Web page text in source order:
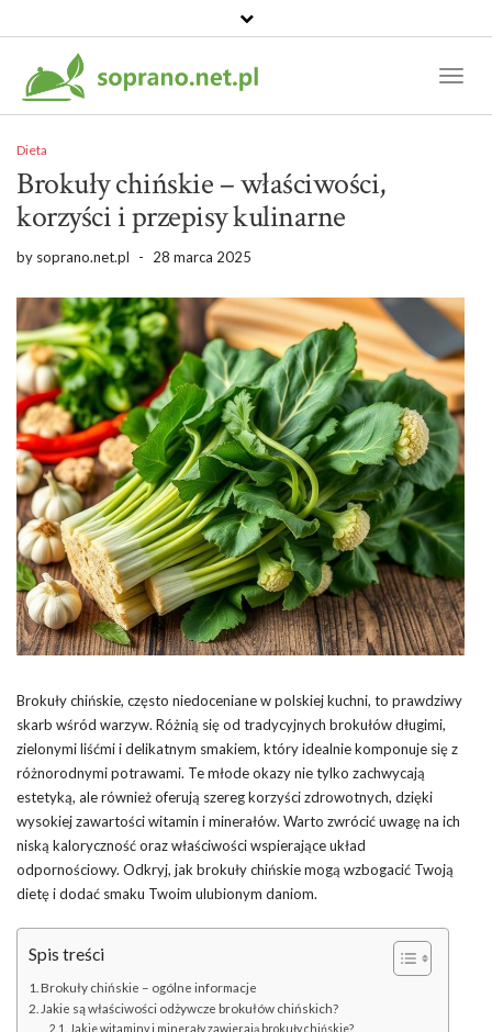
Dieta
Brokuły chińskie – właściwości,
korzyści i przepisy kulinarne
by soprano.net.pl - 28 marca 2025
Brokuły chińskie, często niedoceniane w polskiej kuchni, to prawdziwy
skarb wśród warzyw. Różnią się od tradycyjnych brokułów długimi,
zielonymi liśćmi i delikatnym smakiem, który idealnie komponuje się z
różnorodnymi potrawami. Te młode okazy nie tylko zachwycają
estetyką, ale również oferują szereg korzyści zdrowotnych, dzięki
wysokiej zawartości witamin i minerałów. Warto zwrócić uwagę na ich
niską kaloryczność oraz właściwości wspierające układ
odpornościowy. Odkryj, jak brokuły chińskie mogą wzbogacić Twoją
dietę i dodać smaku Twoim ulubionym daniom.
Spis treści
Brokuły chińskie – ogólne informacje
Jakie są właściwości odżywcze brokułów chińskich?
Jakie witaminy i minerały zawierają brokuły chińskie?